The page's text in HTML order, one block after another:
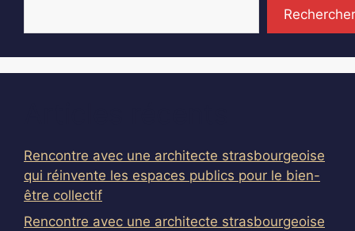
Rechercher
Rencontre avec une architecte strasbourgeoise
qui réinvente les espaces publics pour le bien-
être collectif
Rencontre avec une architecte strasbourgeoise